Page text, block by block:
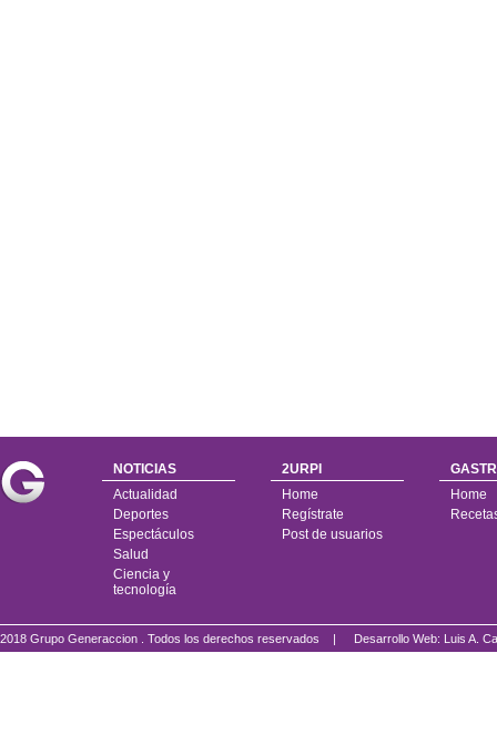
NOTICIAS
Actualidad
Deportes
Espectáculos
Salud
Ciencia y
tecnología
2URPI
Home
Regístrate
Post de usuarios
Home
2018 Grupo Generaccion . Todos los derechos reservados | Desarrollo Web: Luis